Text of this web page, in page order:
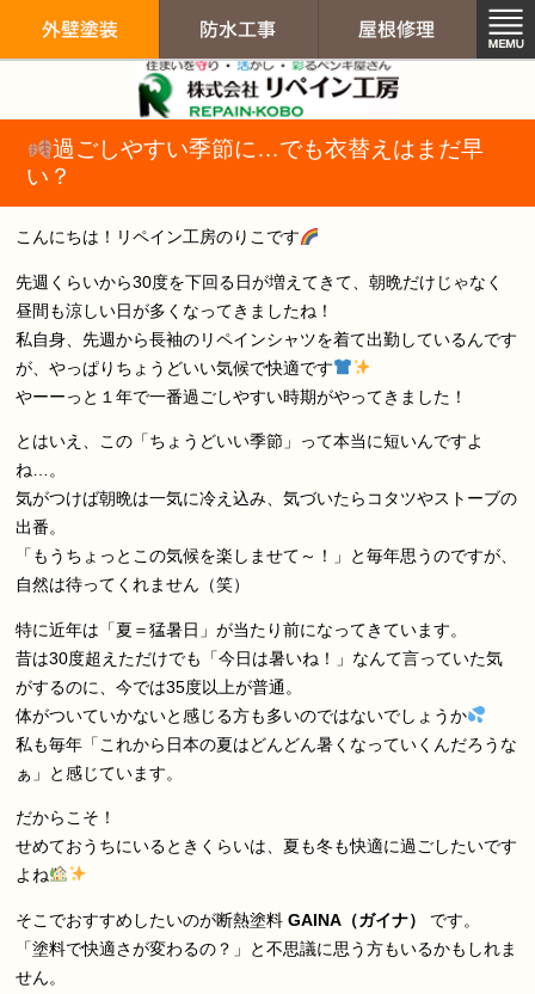
過ごしやすい季節に…でも衣替えはまだ早
い？
こんにちは！リペイン工房のりこです
先週くらいから30度を下回る日が増えてきて、朝晩だけじゃなく
昼間も涼しい日が多くなってきましたね！
私自身、先週から長袖のリペインシャツを着て出勤しているんです
が、やっぱりちょうどいい気候で快適です
やーーっと１年で一番過ごしやすい時期がやってきました！
とはいえ、この「ちょうどいい季節」って本当に短いんですよ
ね…。
気がつけば朝晩は一気に冷え込み、気づいたらコタツやストーブの
出番。
「もうちょっとこの気候を楽しませて～！」と毎年思うのですが、
自然は待ってくれません（笑）
特に近年は「夏＝猛暑日」が当たり前になってきています。
昔は30度超えただけでも「今日は暑いね！」なんて言っていた気
がするのに、今では35度以上が普通。
体がついていかないと感じる方も多いのではないでしょうか
私も毎年「これから日本の夏はどんどん暑くなっていくんだろうな
ぁ」と感じています。
だからこそ！
せめておうちにいるときくらいは、夏も冬も快適に過ごしたいです
よね
そこでおすすめしたいのが断熱塗料GAINA（ガイナ）
です。
「塗料で快適さが変わるの？」と不思議に思う方もいるかもしれま
せん。